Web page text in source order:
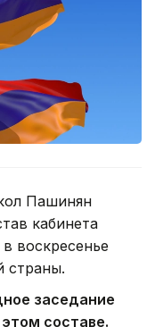
Пашинян
кабинета
воскресенье
страны.
заседание
составе.